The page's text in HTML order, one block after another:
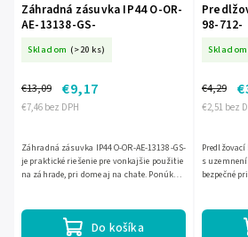
Záhradná zásuvka IP44 O-OR-
AE-13138-GS-
Skladom (>20 ks)
€7,46 bez DPH
€13,09 €9,17
Do košíka
Záhradná zásuvka IP44 O-OR-AE-13138-GS-
je praktické riešenie pre vonkajšie použitie
na záhrade, pri dome aj na chate. Ponúka 2
98-712-
Skladom
€2,51 bez
€4,29
s
bezpečné